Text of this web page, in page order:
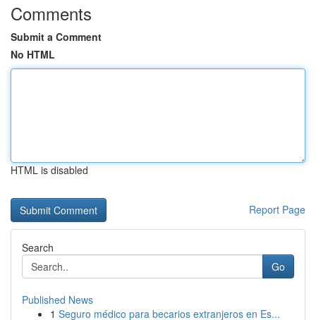
Comments
Submit a Comment
No HTML
HTML is disabled
Report Page
Search
Go
Published News
1 Seguro médico para becarios extranjeros en Es...